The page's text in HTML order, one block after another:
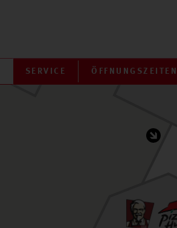
SERVICE ÖFFNUNGSZEITEN